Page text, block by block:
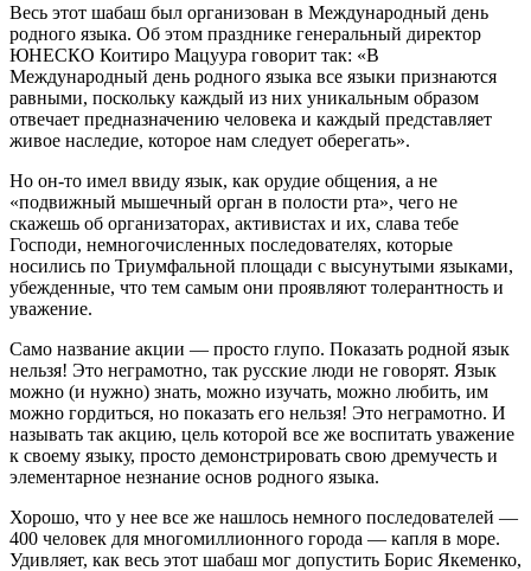
Весь этот шабаш был организован в Международный день
родного языка. Об этом празднике генеральный директор
ЮНЕСКО Коитиро Мацуура говорит так: «В
Международный день родного языка все языки признаются
равными, поскольку каждый из них уникальным образом
отвечает предназначению человека и каждый представляет
живое наследие, которое нам следует оберегать».
Но он-то имел ввиду язык, как орудие общения, а не
«подвижный мышечный орган в полости рта», чего не
скажешь об организаторах, активистах и их, слава тебе
Господи, немногочисленных последователях, которые
носились по Триумфальной площади с высунутыми языками,
убежденные, что тем самым они проявляют толерантность и
уважение.
Само название акции — просто глупо. Показать родной язык
нельзя! Это неграмотно, так русские люди не говорят. Язык
можно (и нужно) знать, можно изучать, можно любить, им
можно гордиться, но показать его нельзя! Это неграмотно. И
называть так акцию, цель которой все же воспитать уважение
к своему языку, просто демонстрировать свою дремучесть и
элементарное незнание основ родного языка.
Хорошо, что у нее все же нашлось немного последователей —
400 человек для многомиллионного города — капля в море.
Удивляет, как весь этот шабаш мог допустить Борис Якеменко,